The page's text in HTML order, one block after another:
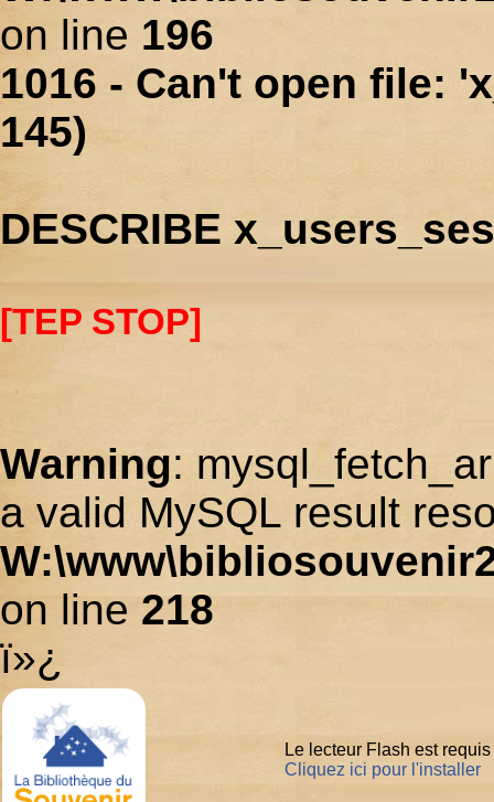
on line 196
1016 - Can't open file:
145)
DESCRIBE
[TEP STOP]
Warning:
a valid MySQL result
on line 218
ï»¿
Le lecteur Flash est
Cliquez ici pour l'installer